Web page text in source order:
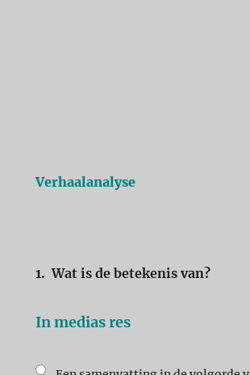
Verhaalanalyse
1. Wat is de betekenis van?
In medias res